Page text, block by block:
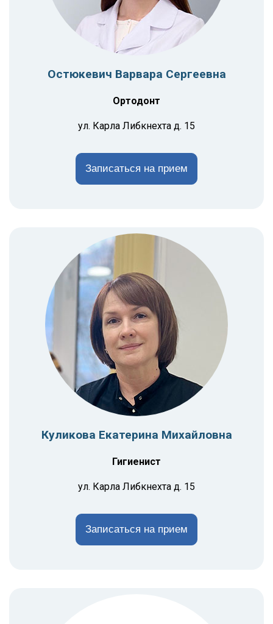
Остюкевич Варвара Сергеевна
Ортодонт
ул. Карла Либкнехта д. 15
Записаться на прием
Куликова Екатерина Михайловна
Гигиенист
ул. Карла Либкнехта д. 15
Записаться на прием